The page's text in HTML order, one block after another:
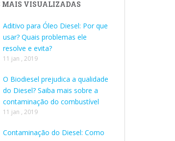
MAIS VISUALIZADAS
Aditivo para Óleo Diesel: Por que
usar? Quais problemas ele
resolve e evita?
11 jan , 2019
O Biodiesel prejudica a qualidade
do Diesel? Saiba mais sobre a
contaminação do combustível
11 jan , 2019
Contaminação do Diesel: Como